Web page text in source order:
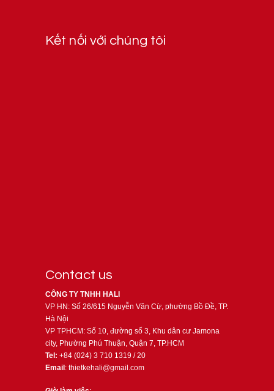
Kết nối với chúng tôi
Contact us
CÔNG TY TNHH HALI
VP HN: Số 26/615 Nguyễn Văn Cừ, phường Bồ Đề, TP.
Hà Nội
VP TPHCM: Số 10, đường số 3, Khu dân cư Jamona
city, Phường Phú Thuận, Quận 7, TP.HCM
Tel: +84 (024) 3 710 1319 / 20
Email: thietkehali@gmail.com